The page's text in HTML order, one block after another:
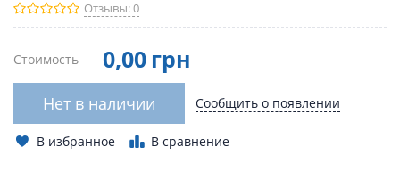
Отзывы: 0
Стоимость 0,00 грн
Нет в наличии Сообщить о появлении
В избранное В сравнение